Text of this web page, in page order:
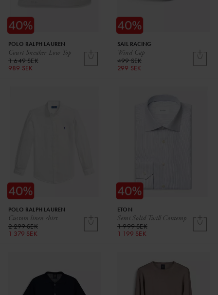
Court Sneaker Low Top
POLO RALPH LAUREN
1 649 SEK
989 SEK
Wind Cap
SAIL RACING
499 SEK
299 SEK
Custom linen shirt
POLO RALPH LAUREN
2 299 SEK
1 379 SEK
Semi Solid Twill Contemp
ETON
1 999 SEK
1 199 SEK